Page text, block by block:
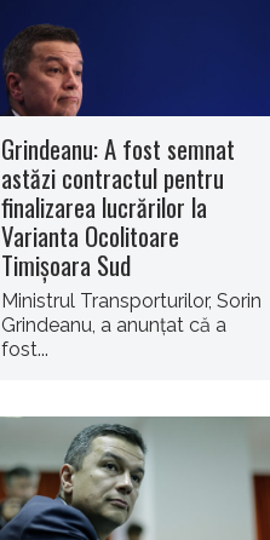
Grindeanu: A fost semnat
astăzi contractul pentru
finalizarea lucrărilor la
Varianta Ocolitoare
Timişoara Sud
Ministrul Transporturilor, Sorin
Grindeanu, a anunţat că a
fost...